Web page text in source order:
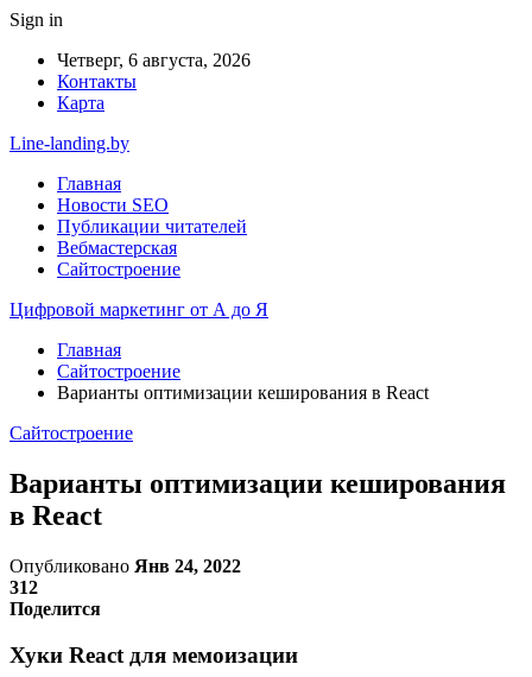
Sign in
Четверг, 6 августа, 2026
Контакты
Карта
Line-landing.by
Главная
Новости SEO
Публикации читателей
Вебмастерская
Сайтостроение
Цифровой маркетинг от А до Я
Главная
Сайтостроение
Варианты оптимизации кеширования в React
Сайтостроение
Варианты оптимизации кеширования
в React
Опубликовано Янв 24, 2022
312
Поделится
Хуки React для мемоизации